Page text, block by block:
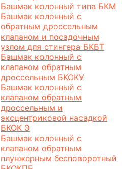
Башмак колонный типа БКМ
Башмак колонный с
обратным дроссельным
клапаном и посадочным
узлом для стингера БКБТ
Башмак колонный с
клапаном обратным
дроссельным БКОКУ
Башмак колонный с
клапаном обратным
дроссельным и
эксцентриковой насадкой
БКОК Э
Башмак колонный с
клапаном обратным
плунжерным бесповоротный